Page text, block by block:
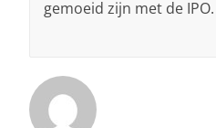
gemoeid zijn met de IPO.